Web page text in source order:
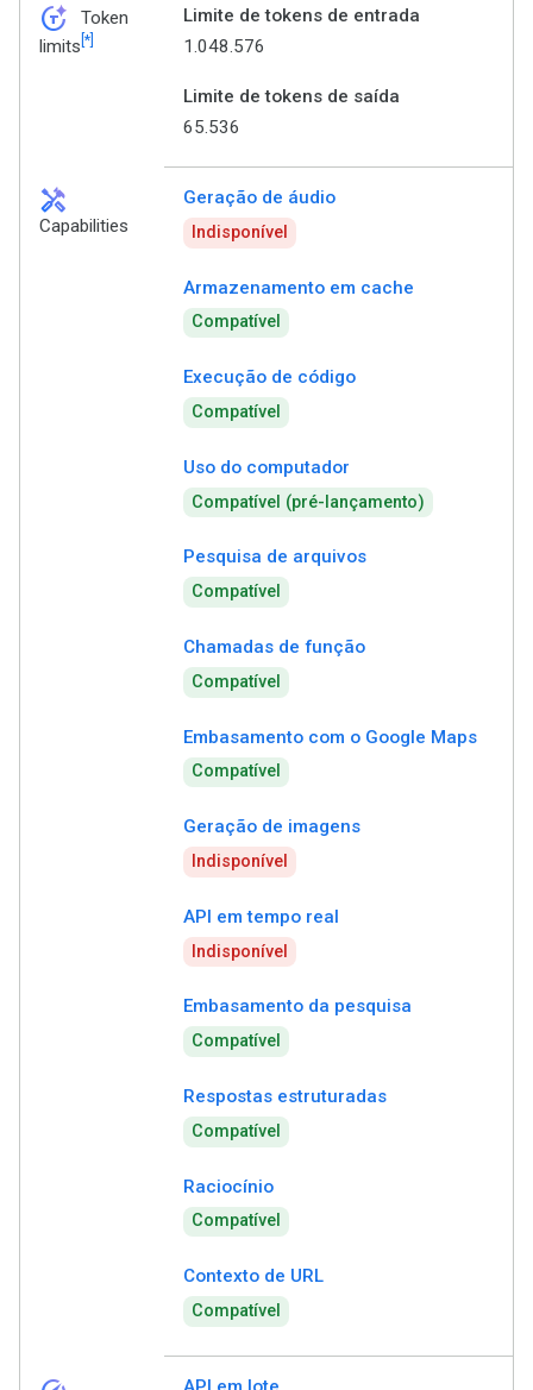
token_auto
Token
limits [*]
Limite de tokens de entrada
1.048.576
Limite de tokens de saída
65.536
handyman
Capabilities
Geração de áudio
Indisponível
Armazenamento em cache
Compatível
Execução de código
Compatível
Uso do computador
Compatível (pré-lançamento)
Pesquisa de arquivos
Compatível
Chamadas de função
Compatível
Embasamento com o Google Maps
Compatível
Geração de imagens
Indisponível
API em tempo real
Indisponível
Embasamento da pesquisa
Compatível
Respostas estruturadas
Compatível
Raciocínio
Compatível
Contexto de URL
Compatível